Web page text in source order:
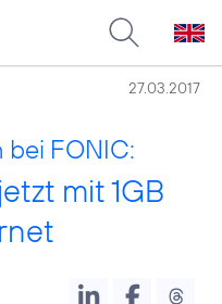
27.03.2017
FONIC:
mit 1GB